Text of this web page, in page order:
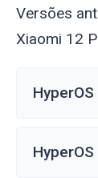
Versões
Xiaomi 12
HyperOS
HyperOS